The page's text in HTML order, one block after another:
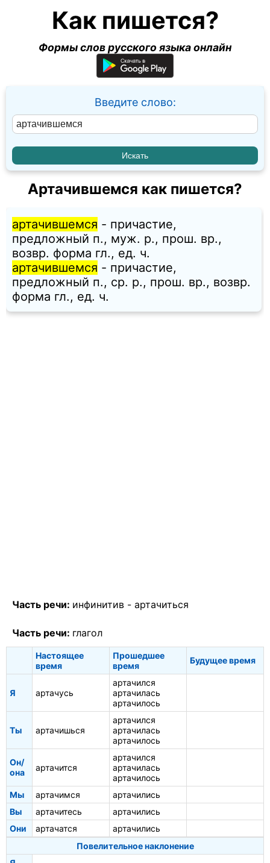
Как пишется?
Формы слов русского языка онлайн
Введите слово:
Артачившемся как пишется?
артачившемся - причастие,
предложный п., муж. p., прош. вр.,
возвр. форма гл., ед. ч.
артачившемся - причастие,
предложный п., ср. p., прош. вр., возвр.
форма гл., ед. ч.
Часть речи: инфинитив - артачиться
Часть речи: глагол
Настоящее
время
Прошедшее
время
Будущее время
Я артачусь
артачился
артачилась
артачилось
Ты артачишься
артачился
артачилась
артачилось
Он/
она
артачится
артачился
артачилась
артачилось
Мы
артачимся
артачились
Вы
артачитесь
артачились
Они
артачатся
артачились
Повелительное наклонение